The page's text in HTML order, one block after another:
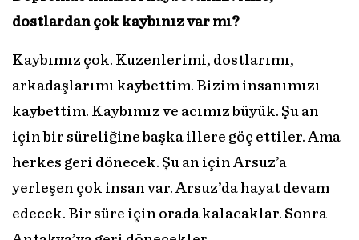
dostlardan çok kaybınız var mı?
Kaybımız çok. Kuzenlerimi, dostlarımı,
arkadaşlarımı kaybettim. Bizim insanımızı
kaybettim. Kaybımız ve acımız büyük. Şu an
için bir süreliğine başka illere göç ettiler. Ama
herkes geri dönecek. Şu an için Arsuz’a
yerleşen çok insan var. Arsuz’da hayat devam
edecek. Bir süre için orada kalacaklar. Sonra